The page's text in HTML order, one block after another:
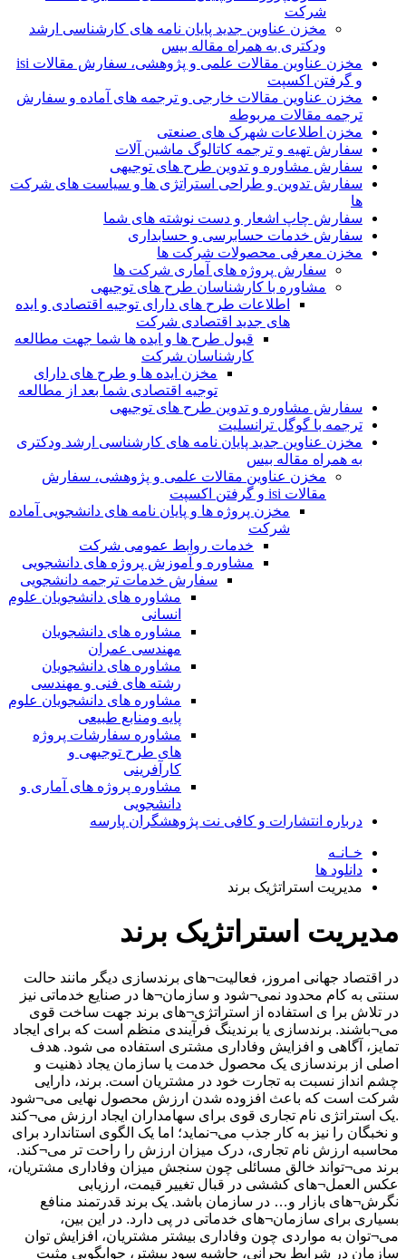
شرکت
مخزن عناوین جدید پایان نامه های کارشناسی ارشد
ودکتری به همراه مقاله بیس
مخزن عناوین مقالات علمی و پژوهشی، سفارش مقالات isi
و گرفتن اکسپت
مخزن عناوین مقالات خارجی و ترجمه های آماده و سفارش
ترجمه مقالات مربوطه
مخزن اطلاعات شهرک های صنعتی
سفارش تهیه و ترجمه کاتالوگ ماشین آلات
سفارش مشاوره و تدوین طرح های توجیهی
سفارش تدوین و طراحی استراتژی ها و سیاست های شرکت
ها
سفارش چاپ اشعار و دست نوشته های شما
سفارش خدمات حسابرسی و حسابداری
مخزن معرفی محصولات شرکت ها
سفارش پروژه های آماری شرکت ها
مشاوره با کارشناسان طرح های توجیهی
اطلاعات طرح های دارای توجیه اقتصادی و ایده
های جدید اقتصادی شرکت
قبول طرح ها و ایده ها شما جهت مطالعه
کارشناسان شرکت
مخزن ایده ها و طرح های دارای
توجیه اقتصادی شما بعد از مطالعه
سفارش مشاوره و تدوین طرح های توجیهی
ترجمه با گوگل ترانسلیت
مخزن عناوین جدید پایان نامه های کارشناسی ارشد ودکتری
به همراه مقاله بیس
مخزن عناوین مقالات علمی و پژوهشی، سفارش
مقالات isi و گرفتن اکسپت
مخزن پروژه ها و پایان نامه های دانشجویی آماده
شرکت
خدمات روابط عمومی شرکت
مشاوره و آموزش پروژه های دانشجویی
سفارش خدمات ترجمه دانشجویی
مشاوره های دانشجویان علوم
انسانی
مشاوره های دانشجویان
مهندسی عمران
مشاوره های دانشجویان
رشته های فنی و مهندسی
مشاوره های دانشجویان علوم
پایه ومنابع طبیعی
مشاوره سفارشات پروژه
های طرح توجیهی و
کارآفرینی
مشاوره پروژه های آماری و
دانشجویی
درباره انتشارات و کافی نت پژوهشگران پارسه
خـانـه
دانلود ها
مدیریت استراتژیک برند
مدیریت استراتژیک برند
در اقتصاد جهانی امروز، فعالیت¬های برندسازی دیگر مانند حالت
سنتی به کام محدود نمی¬شود و سازمان¬ها در صنایع خدماتی نیز
در تلاش برا ی استفاده از استراتژی¬های برند جهت ساخت قوی
می¬باشند. برندسازی یا برندینگ فرآیندی منظم است که برای ایجاد
تمایز، آگاهی و افزایش وفاداری مشتری استفاده می شود. هدف
اصلی از برندسازی یک محصول خدمت یا سازمان یجاد ذهنیت و
چشم انداز نسبت به تجارت خود در مشتریان است. برند، دارایی
شرکت است که باعث افزوده شدن ارزش محصول نهایی می¬شود
.یک استراتژی نام تجاری قوی برای سهامداران ایجاد ارزش می¬کند
و نخبگان را نیز به کار جذب می¬نماید؛ اما یک الگوی استاندارد برای
محاسبه ارزش نام تجاری، درک میزان ارزش را راحت تر می¬کند.
برند می¬تواند خالق مسائلی چون سنجش میزان وفاداری مشتریان،
عکس العمل¬های کششی در قبال تغییر قیمت، ارزیابی
نگرش¬های بازار و… در سازمان باشد. یک برند قدرتمند منافع
بسیاری برای سازمان¬های خدماتی در پی دارد. در این بین،
می¬توان به مواردی چون وفاداری بیشتر مشتریان، افزایش توان
سازمان در شرایط بحرانی، حاشیه سود بیشتر، جوابگویی مثبت